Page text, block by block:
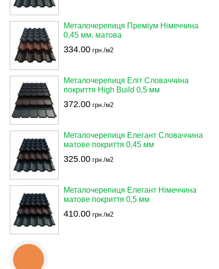
Металочерепиця Преміум Німеччина
0,45 мм. матова
334.00 грн./м2
Металочерепиця Еліт Словаччина
покриття High Build 0,5 мм
372.00 грн./м2
Металочерепиця Елегант Словаччина
матове покриття 0,45 мм
325.00 грн./м2
Металочерепиця Елегант Німеччина
матове покриття 0,5 мм
410.00 грн./м2